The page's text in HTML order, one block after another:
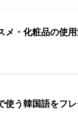
打つ準備は整い
ングル文字のキ
は、仮想キーボ
覚でタイピング
メ・化粧品の使
使う韓国語をフ